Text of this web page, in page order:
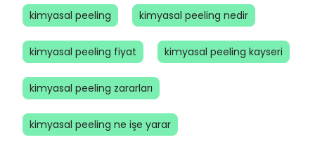
kimyasal peeling kimyasal peeling nedir
kimyasal peeling fiyat kimyasal peeling kayseri
kimyasal peeling zararları
kimyasal peeling ne işe yarar